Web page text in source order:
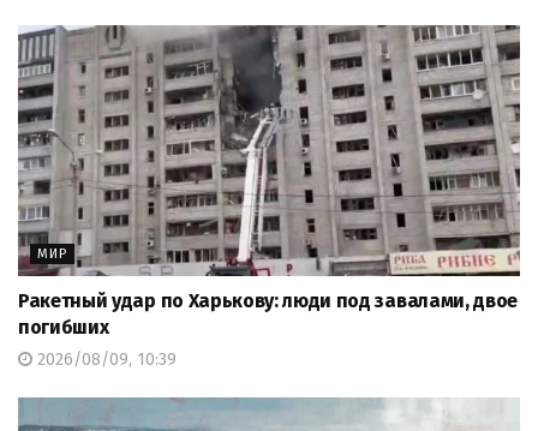
МИР
Ракетный удар по Харькову: люди под завалами, двое
погибших
2026/08/09, 10:39